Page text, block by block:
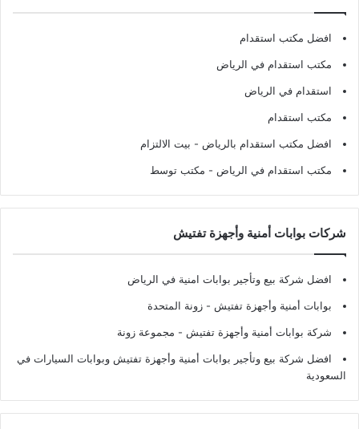
افضل مكتب استقدام
مكتب استقدام في الرياض
استقدام في الرياض
مكتب استقدام
افضل مكتب استقدام بالرياض - بيت الالتزام
مكتب استقدام في الرياض - مكتب توسط
شركات بوابات أمنية وأجهزة تفتيش
افضل شركة بيع وتأجير بوابات امنية في الرياض
بوابات أمنية وأجهزة تفتيش - زونة المتحدة
شركة بوابات أمنية وأجهزة تفتيش - مجموعة زونة
افضل شركة بيع وتأجير بوابات أمنية وأجهزة تفتيش وبوابات السيارات في
السعودية